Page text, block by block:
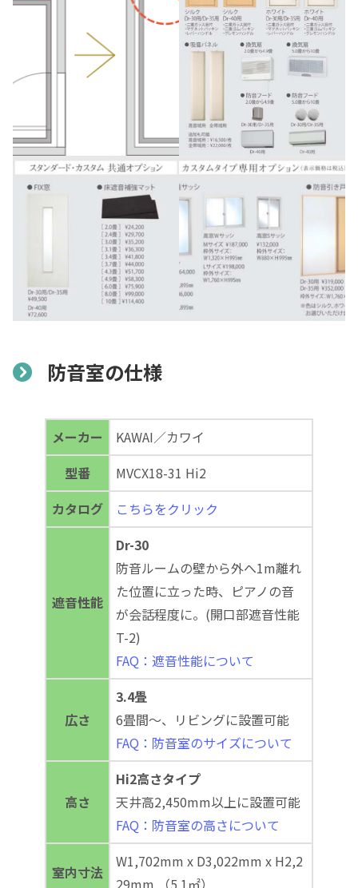
防音室の仕様
メーカー
KAWAI／カワイ
型番
MVCX18-31 Hi2
カタログ
こちらをクリック
遮音性能
Dr-30
防音ルームの壁から外へ1m離れ
た位置に立った時、ピアノの音
が会話程度に。(開口部遮音性能
T-2)
FAQ：遮音性能について
広さ
3.4畳
6畳間～、リビングに設置可能
FAQ：防音室のサイズについて
高さ
Hi2高さタイプ
天井高2,450mm以上に設置可能
FAQ：防音室の高さについて
室内寸法
W1,702mm x D3,022mm x H2,2
29mm （5.1㎡）